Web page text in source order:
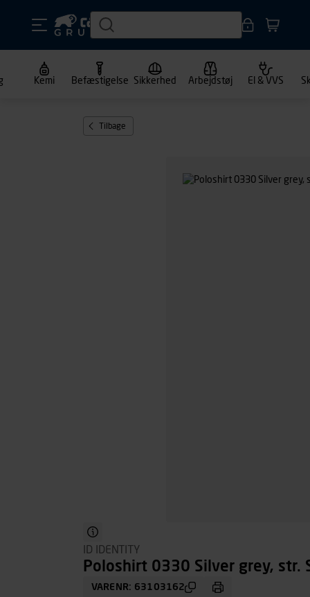
Kemi Befæstigelse Sikkerhed Arbejdstøj El & VVS
Tilbage
ID IDENTITY
Poloshirt 0330 Silver grey, str.
VARENR: 63103162